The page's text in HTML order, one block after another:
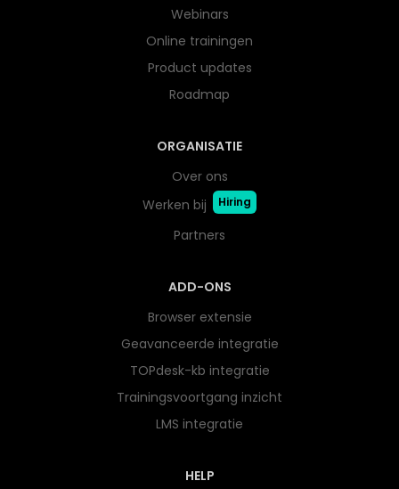
Webinars
Online trainingen
Product updates
Roadmap
ORGANISATIE
Over ons
Werken bij
Hiring
Partners
ADD-ONS
Browser extensie
Geavanceerde integratie
TOPdesk-kb integratie
Trainingsvoortgang inzicht
LMS integratie
HELP